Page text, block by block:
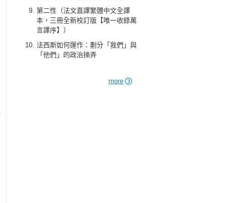
第二性（法文直譯繁體中文全譯
本，三冊全新校訂版【唯一收錄萬
言譯序】）
法西斯如何運作：劃分「我們」與
「他們」的政治操弄
more